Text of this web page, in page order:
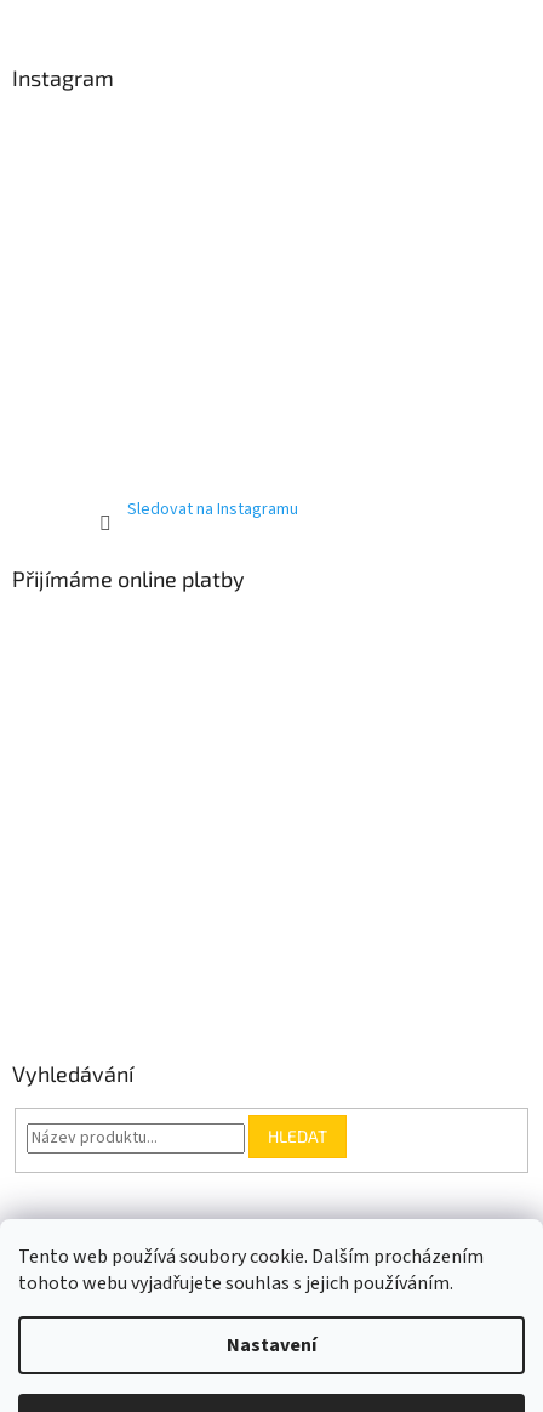
Tento web používá soubory cookie. Dalším procházením
tohoto webu vyjadřujete souhlas s jejich používáním.
Nastavení
Instagram
Sledovat na Instagramu
Přijímáme online platby
Vyhledávání
HLEDAT
Vytvořil Shoptet